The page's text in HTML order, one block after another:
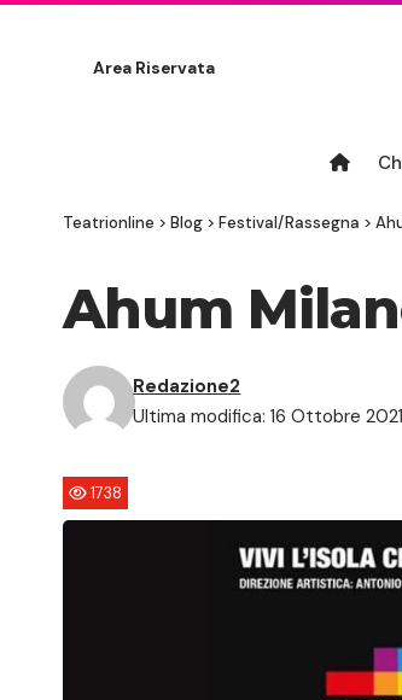
Area Riservata
Teatrionline > Blog > Festival/Rassegna >
Ahum
Ultima modifica: 16 Ottobre 2021
Redazione2
1738